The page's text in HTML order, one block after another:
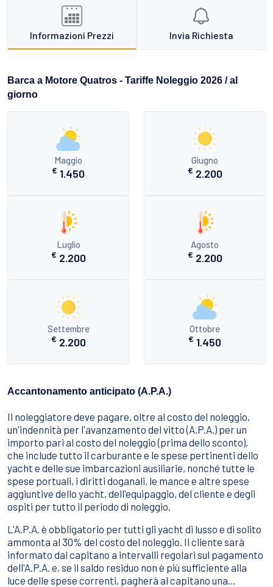
Informazioni Prezzi Invia Richiesta
Barca a Motore Quatros - Tariffe Noleggio 2026 / al
giorno
Maggio
€ 1.450
Giugno
€ 2.200
Luglio
€ 2.200
Agosto
€ 2.200
Settembre
€ 2.200
Ottobre
€ 1.450
Accantonamento anticipato (A.P.A.)
Il noleggiatore deve pagare, oltre al costo del noleggio,
un'indennità per l'avanzamento del vitto (A.P.A.) per un
importo pari al costo del noleggio (prima dello sconto),
che include tutto il carburante e le spese pertinenti dello
yacht e delle sue imbarcazioni ausiliarie, nonché tutte le
spese portuali, i diritti doganali, le mance e altre spese
aggiuntive dello yacht, dell'equipaggio, del cliente e degli
ospiti per tutto il periodo di noleggio.
L'A.P.A. è obbligatorio per tutti gli yacht di lusso e di solito
ammonta al 30% del costo del noleggio. Il cliente sarà
informato dal capitano a intervalli regolari sul pagamento
dell'A.P.A. e, se il saldo residuo non è più sufficiente alla
luce delle spese correnti, pagherà al capitano una...